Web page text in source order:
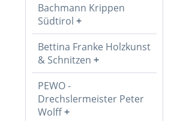
Bachmann Krippen
Südtirol
Bettina Franke Holzkunst
& Schnitzen
PEWO -
Drechslermeister Peter
Wolff